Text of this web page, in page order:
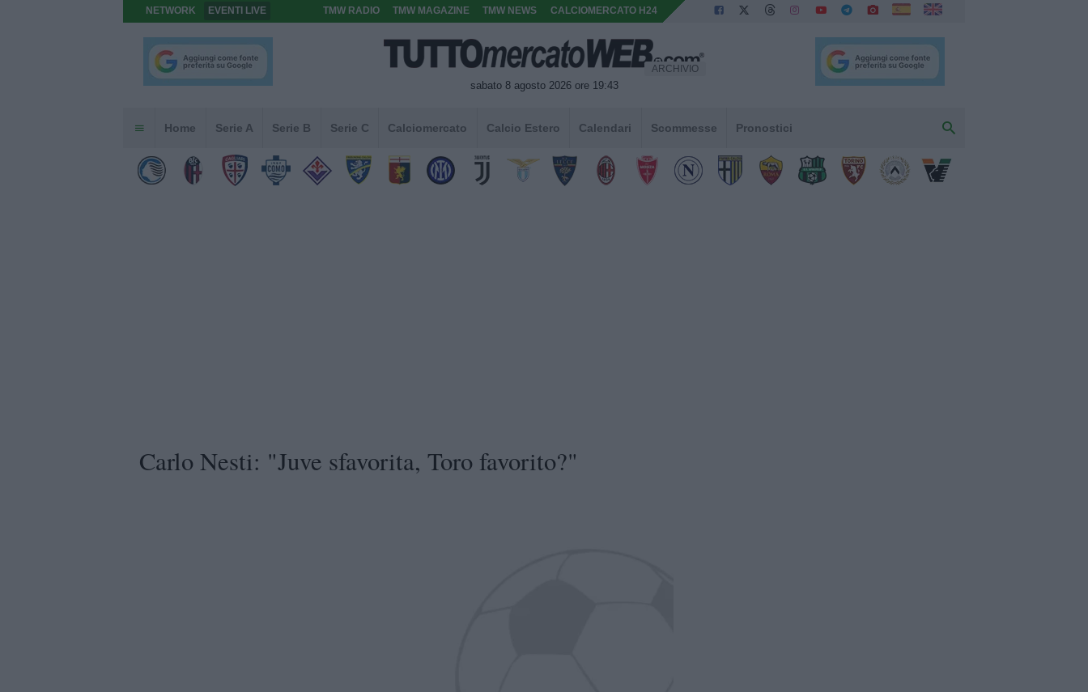
NETWORK EVENTI LIVE TMW RADIO TMW MAGAZINE TMW NEWS CALCIOMERCATO H24
sabato 8 agosto 2026 ore 19:43
ARCHIVIO
Home Serie A Serie B Serie C Calciomercato Calcio Estero Calendari Scommesse Pronostici
Carlo Nesti: "Juve sfavorita, Toro favorito?"